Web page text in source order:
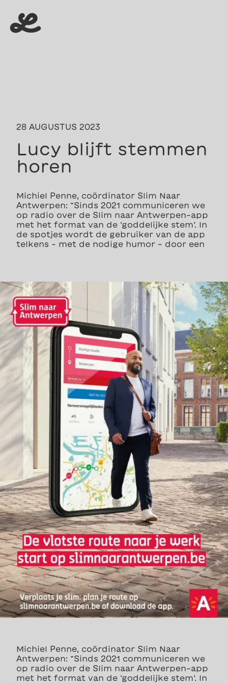
28 AUGUSTUS 2023
Lucy blijft stemmen
horen
Michiel Penne, coördinator Slim Naar
Antwerpen: “Sinds 2021 communiceren we
op radio over de Slim naar Antwerpen-app
met het format van de ‘goddelijke stem’. In
de spotjes wordt de gebruiker van de app
telkens – met de nodige humor – door een
Michiel Penne, coördinator Slim Naar
Antwerpen: “Sinds 2021 communiceren we
op radio over de Slim naar Antwerpen-app
met het format van de ‘goddelijke stem’. In